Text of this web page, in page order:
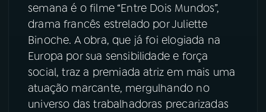
semana é o filme “Entre Dois Mundos”,
drama francês estrelado por Juliette
Binoche. A obra, que já foi elogiada na
Europa por sua sensibilidade e força
social, traz a premiada atriz em mais uma
atuação marcante, mergulhando no
universo das trabalhadoras precarizadas